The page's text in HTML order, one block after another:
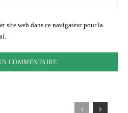
site web dans ce navigateur pour la